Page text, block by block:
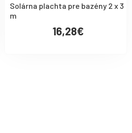
Solárna plachta pre bazény 2 x 3
m
16,28€